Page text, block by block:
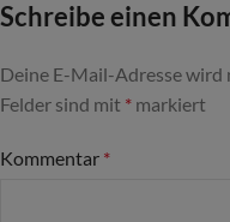
Schreibe einen
Deine E-Mail-Adresse
Felder sind mit * markiert
Kommentar *
Alternative: